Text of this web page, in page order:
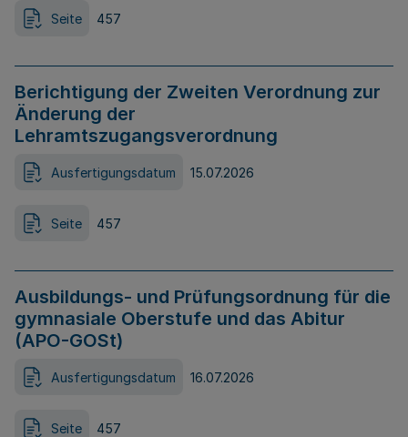
Seite 457
Berichtigung der Zweiten Verordnung zur
Änderung der
Lehramtszugangsverordnung
Ausfertigungsdatum 15.07.2026
Seite 457
Ausbildungs- und Prüfungsordnung für die
gymnasiale Oberstufe und das Abitur
(APO-GOSt)
Ausfertigungsdatum 16.07.2026
Seite 457